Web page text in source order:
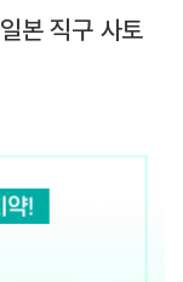
본 직구 사토